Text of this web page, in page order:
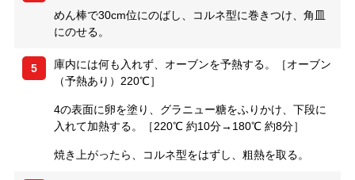
めん棒で30cm位にのばし、コルネ型に巻きつけ、角皿
にのせる。
5
庫内には何も入れず、オーブンを予熱する。［オーブン
（予熱あり）220℃］
4の表面に卵を塗り、グラニュー糖をふりかけ、下段に
入れて加熱する。［220℃ 約10分→180℃ 約8分］
焼き上がったら、コルネ型をはずし、粗熱を取る。